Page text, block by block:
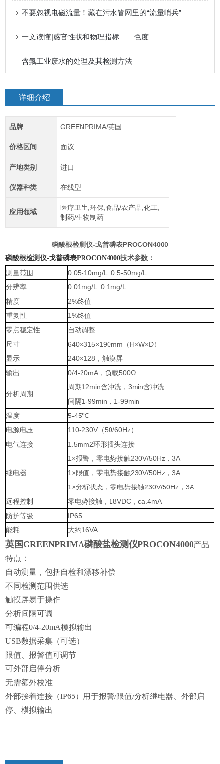
不要忽视电磁流量！藏在污水管网里的“流量哨兵”
一文读懂|感官性状和物理指标——色度
含氟工业废水的处理及其检测方法
详细介绍
品牌 GREENPRIMA/英国
价格区间 面议
产地类别 进口
仪器种类 在线型
应用领域
医疗卫生,环保,食品/农产品,化工,
制药/生物制药
磷酸根检测仪-戈普磷表PROCON4000
磷酸根检测仪-戈普磷表PROCON4000技术参数：
测量范围
0.05-10mg/L 0.5-50mg/L
分辨率
0.01mg/L 0.1mg/L
精度
2%终值
重复性
1%终值
零点稳定性
自动调整
尺寸
640×315×190mm（H×W×D）
显示
240×128，触摸屏
输出
0/4-20mA，负载500Ω
分析周期
周期12min含冲洗，3min含冲洗
间隔1-99min，1-99min
温度
5-45℃
电源电压
110-230V（50/60Hz）
电气连接
1.5mm2环形插头连接
继电器
1×报警，零电势接触230V/50Hz，3A
1×限值，零电势接触230V/50Hz，3A
1×分析状态，零电势接触230V/50Hz，3A
远程控制
零电势接触，18VDC，ca.4mA
防护等级
IP65
能耗
大约16VA
英国GREENPRIMA磷酸盐检测仪PROCON4000产品
特点：
自动测量，包括自检和漂移补偿
不同检测范围供选
触摸屏易于操作
分析间隔可调
可编程0/4-20mA模拟输出
USB数据采集（可选）
限值、报警值可调节
可外部启停分析
无需额外校准
外部接着连接（IP65）用于报警/限值/分析继电器、外部启
停、模拟输出